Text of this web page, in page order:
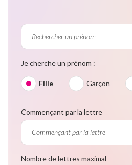
Je cherche un prénom :
Fille Garçon
Commençant par la lettre
Nombre de lettres maximal